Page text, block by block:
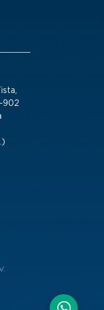
902